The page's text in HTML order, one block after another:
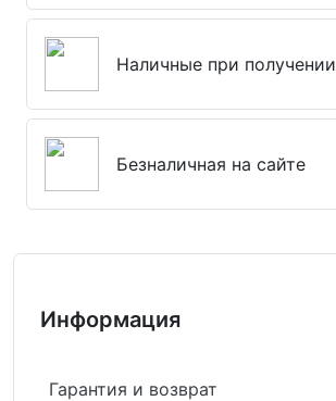
Наличные при получении
Безналичная на сайте
Информация
Гарантия и возврат